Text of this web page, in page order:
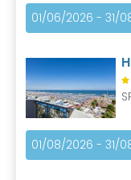
01/06/2026 - 31/
01/08/2026 - 31/